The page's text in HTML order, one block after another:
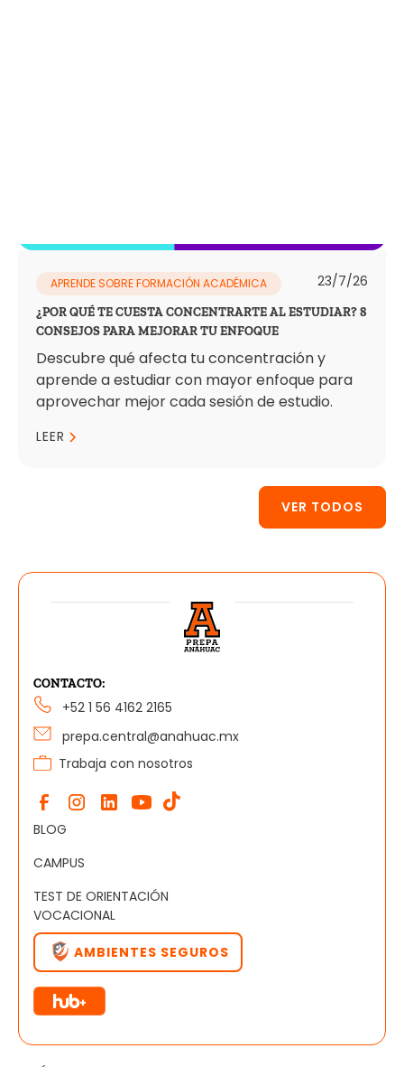
APRENDE SOBRE FORMACIÓN ACADÉMICA 23/7/26
¿POR QUÉ TE CUESTA CONCENTRARTE AL ESTUDIAR? 8
CONSEJOS PARA MEJORAR TU ENFOQUE
Descubre qué afecta tu concentración y
aprende a estudiar con mayor enfoque para
aprovechar mejor cada sesión de estudio.
LEER
VER TODOS
CONTACTO:
+52 1 56 4162 2165
prepa.central@anahuac.mx
Trabaja con nosotros
BLOG
CAMPUS
TEST DE ORIENTACIÓN
VOCACIONAL
AMBIENTES SEGUROS